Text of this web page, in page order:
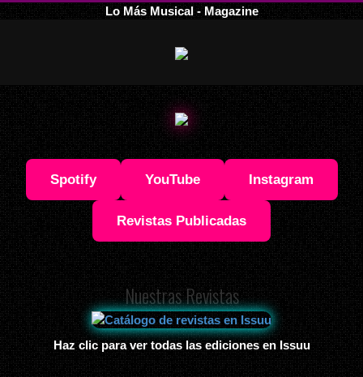
Lo Más Musical - Magazine
Spotify YouTube Instagram
Revistas Publicadas
Nuestras Revistas
Haz clic para ver todas las ediciones en Issuu